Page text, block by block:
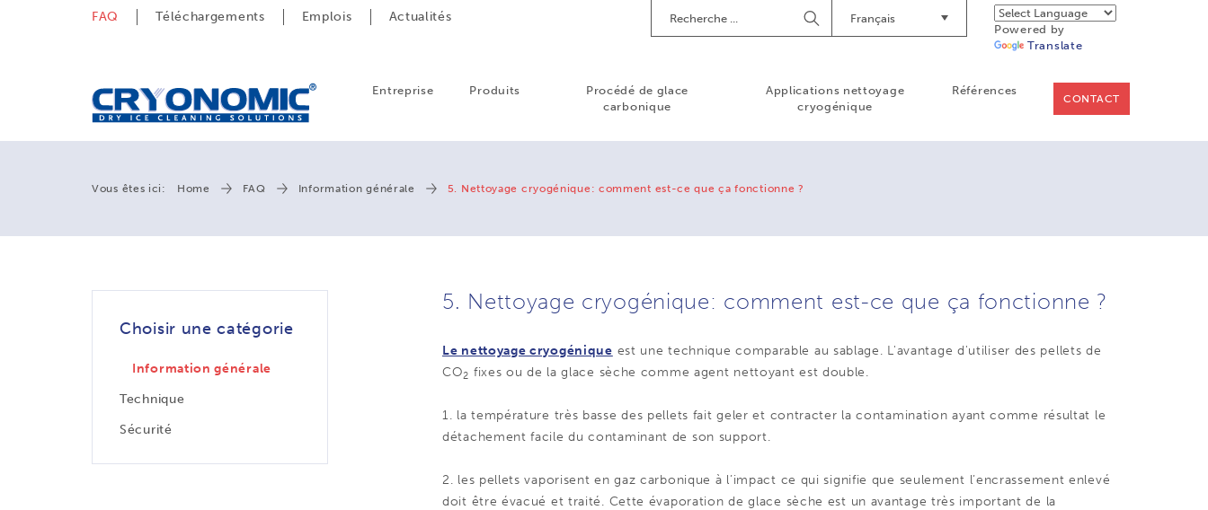
FAQ Téléchargements Emplois Actualités
Powered by
Translate
Français
Lancer
la
Entreprise Produits
Procédé de glace
carbonique
Applications nettoyage
cryogénique
Références
CONTACT
Vous êtes ici: Home FAQ Information générale 5. Nettoyage cryogénique: comment est-ce que ça fonctionne ?
5. Nettoyage cryogénique: comment est-ce que ça fonctionne ?
Le nettoyage cryogénique est une technique comparable au sablage. L'avantage d'utiliser des pellets de
CO2 fixes ou de la glace sèche comme agent nettoyant est double.
1. la température très basse des pellets fait geler et contracter la contamination ayant comme résultat le
détachement facile du contaminant de son support.
2. les pellets vaporisent en gaz carbonique à l’impact ce qui signifie que seulement l’encrassement enlevé
doit être évacué et traité. Cette évaporation de glace sèche est un avantage très important de la
Choisir une catégorie
Information générale
Technique
Sécurité